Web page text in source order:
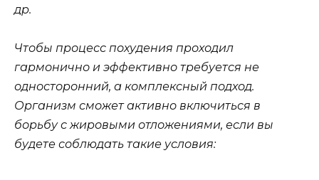
др.
Чтобы процесс похудения проходил
гармонично и эффективно требуется не
односторонний, а комплексный подход.
Организм сможет активно включиться в
борьбу с жировыми отложениями, если вы
будете соблюдать такие условия: